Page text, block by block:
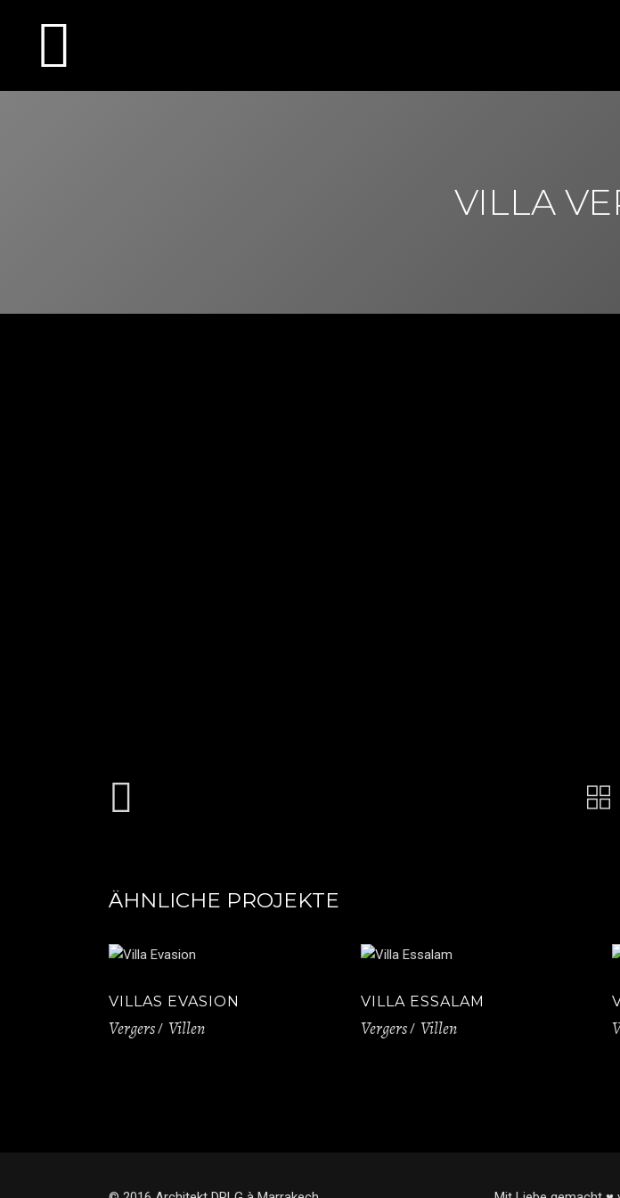
VILLA
ÄHNLICHE PROJEKTE
VILLAS EVASION
Vergers Villen
VILLA ESSALAM
Vergers Villen